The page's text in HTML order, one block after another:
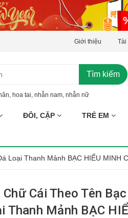
Giới thiệu Tài
Tìm kiếm
hoa tai nhẫn nam nhẫn nữ
ĐÔI, CẶP TRẺ EM
Loại Thanh Mảnh BẠC HIỂU MINH
Cái Theo Tên Bạc
Thanh Mảnh BẠC